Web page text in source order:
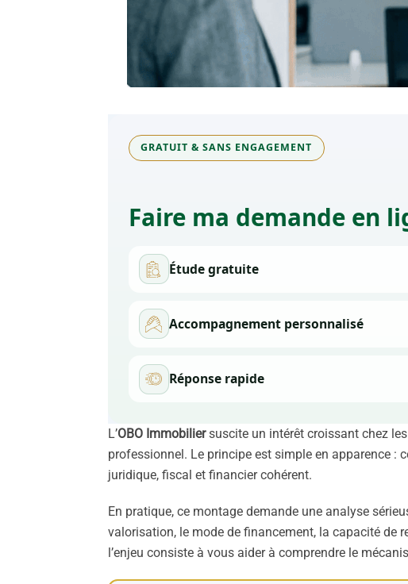
GRATUIT & SANS ENGAGEMENT
Faire ma demande en
Étude gratuite
Accompagnement personnalisé
Réponse rapide
L’OBO Immobiliersuscite un intérêt croissant chez
professionnel. Le principe est simple en apparence :
juridique, fiscal et financier cohérent.
En pratique, ce montage demande une analyse
valorisation, le mode de financement, la capacité de
l’enjeu consiste à vous aider à comprendre le